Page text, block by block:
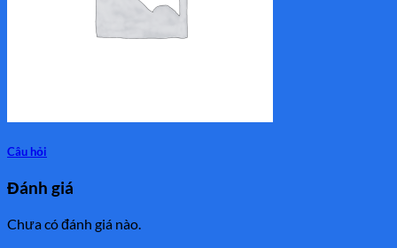
Câu hỏi
Đánh giá
Chưa có đánh giá nào.